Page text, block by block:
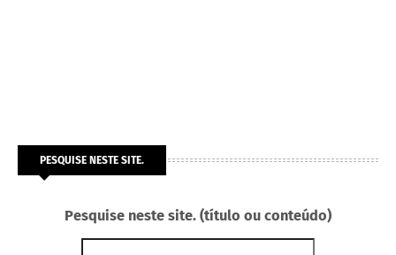
PESQUISE NESTE SITE.
Pesquise neste site. (título ou conteúdo)